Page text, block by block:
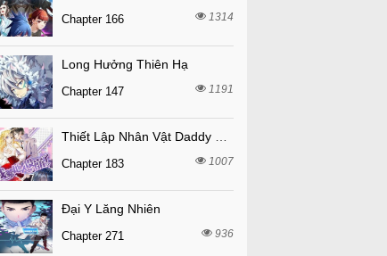
Chapter 166 1314
Long Hưởng Thiên Hạ
Chapter 147 1191
Chapter 183 1007
Đại Y Lăng Nhiên
Chapter 271 936